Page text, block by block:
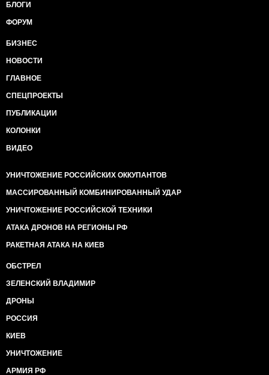
БЛОГИ
ФОРУМ
БИЗНЕС
НОВОСТИ
ГЛАВНОЕ
СПЕЦПРОЕКТЫ
ПУБЛИКАЦИИ
КОЛОНКИ
ВИДЕО
УНИЧТОЖЕНИЕ РОССИЙСКИХ ОККУПАНТОВ
МАССИРОВАННЫЙ КОМБИНИРОВАННЫЙ УДАР
УНИЧТОЖЕНИЕ РОССИЙСКОЙ ТЕХНИКИ
АТАКА ДРОНОВ НА РЕГИОНЫ РФ
РАКЕТНАЯ АТАКА НА КИЕВ
ОБСТРЕЛ
ЗЕЛЕНСКИЙ ВЛАДИМИР
ДРОНЫ
РОССИЯ
КИЕВ
УНИЧТОЖЕНИЕ
АРМИЯ РФ